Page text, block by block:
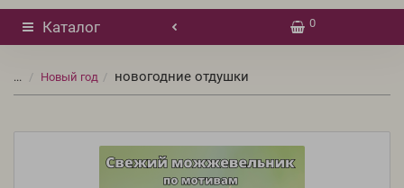
Каталог 0
... Новый год новогодние отдушки